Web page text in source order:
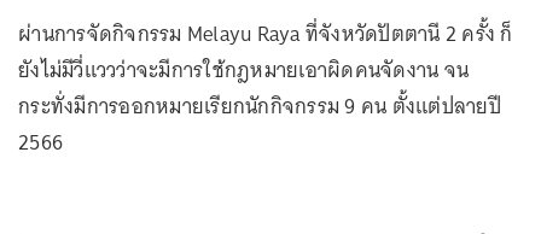
ผ่านการจัดกิจกรรม Melayu Raya ที่จังหวัดปัตตานี 2 ครั้ง ก็
ยังไม่มีวี่แววว่าจะมีการใช้กฎหมายเอาผิดคนจัดงาน จน
กระทั่งมีการออกหมายเรียกนักกิจกรรม 9 คน ตั้งแต่ปลายปี
2566